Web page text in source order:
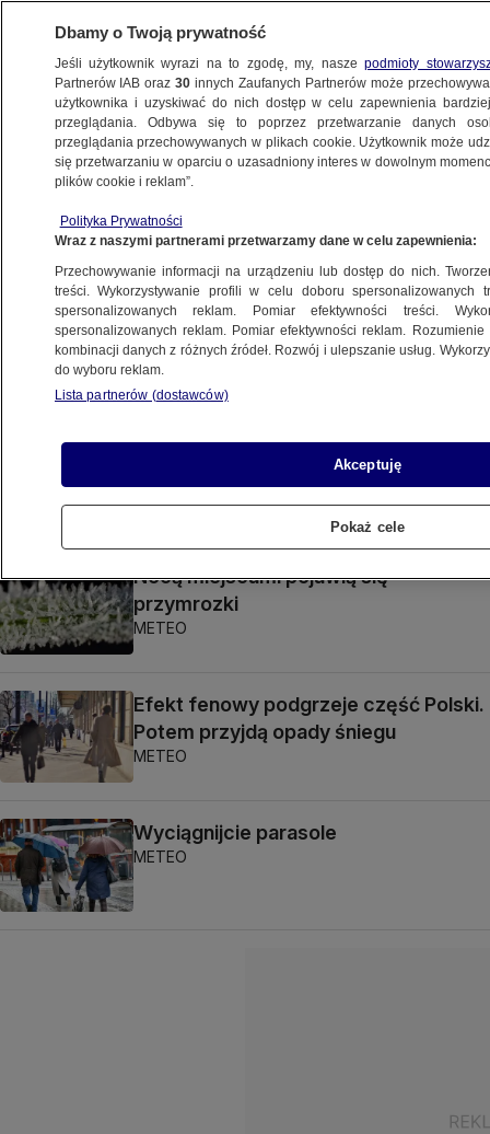
PROGNOZA
Pogoda na weekend. Zacznie się
zmiana aury
METEO
Jaka będzie Wielkanoc? IMGW podał
prognozę
METEO
Będzie ciepło, ale miejscami popada
Nocą miejscami pojawią się
przymrozki
METEO
Efekt fenowy podgrzeje część Polski.
Potem przyjdą opady śniegu
METEO
Wyciągnijcie parasole
METEO
Dbamy o Twoją prywatność
Jeśli użytkownik wyrazi na to zgodę, my, naszepodmioty
Partnerów IAB oraz30 innych Zaufanych Partnerów może
użytkownika i uzyskiwać do nich dostęp w celu zapewnienia
przeglądania. Odbywa się to poprzez przetwarzanie danych
przeglądania przechowywanych w plikach cookie. Użytkownik może
się przetwarzaniu w oparciu o uzasadniony interes w dowolnym
plików cookie i reklam”.
Polityka Prywatności
Wraz z naszymi partnerami przetwarzamy dane w celu zapewnienia:
Przechowywanie informacji na urządzeniu lub dostęp do nich.
treści. Wykorzystywanie profili w celu doboru spersonalizowanych
spersonalizowanych reklam. Pomiar efektywności treści.
spersonalizowanych reklam. Pomiar efektywności reklam.
kombinacji danych z różnych źródeł. Rozwój i ulepszanie usług.
do wyboru reklam.
Lista partnerów (dostawców)
Akceptuję
Pokaż cele